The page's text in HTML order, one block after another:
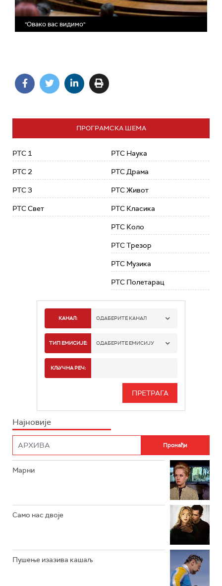
"Овако вас видимо"
ПРОГРАМСКА ШЕМА
РТС 1
РТС 2
РТС 3
РТС Свет
РТС Наука
РТС Драма
РТС Живот
РТС Класика
РТС Коло
РТС Трезор
РТС Музика
РТС Полетарац
КАНАЛ: ОДАБЕРИТЕ КАНАЛ
РТС 1
РТС 3
ТИП ЕМИСИЈЕ: ОДАБЕРИТЕ ЕМИСИЈУ
ИНФО
КЉУЧНА РЕЧ:
Најновије
Марни
Само нас двоје
Пушење изазива кашаљ